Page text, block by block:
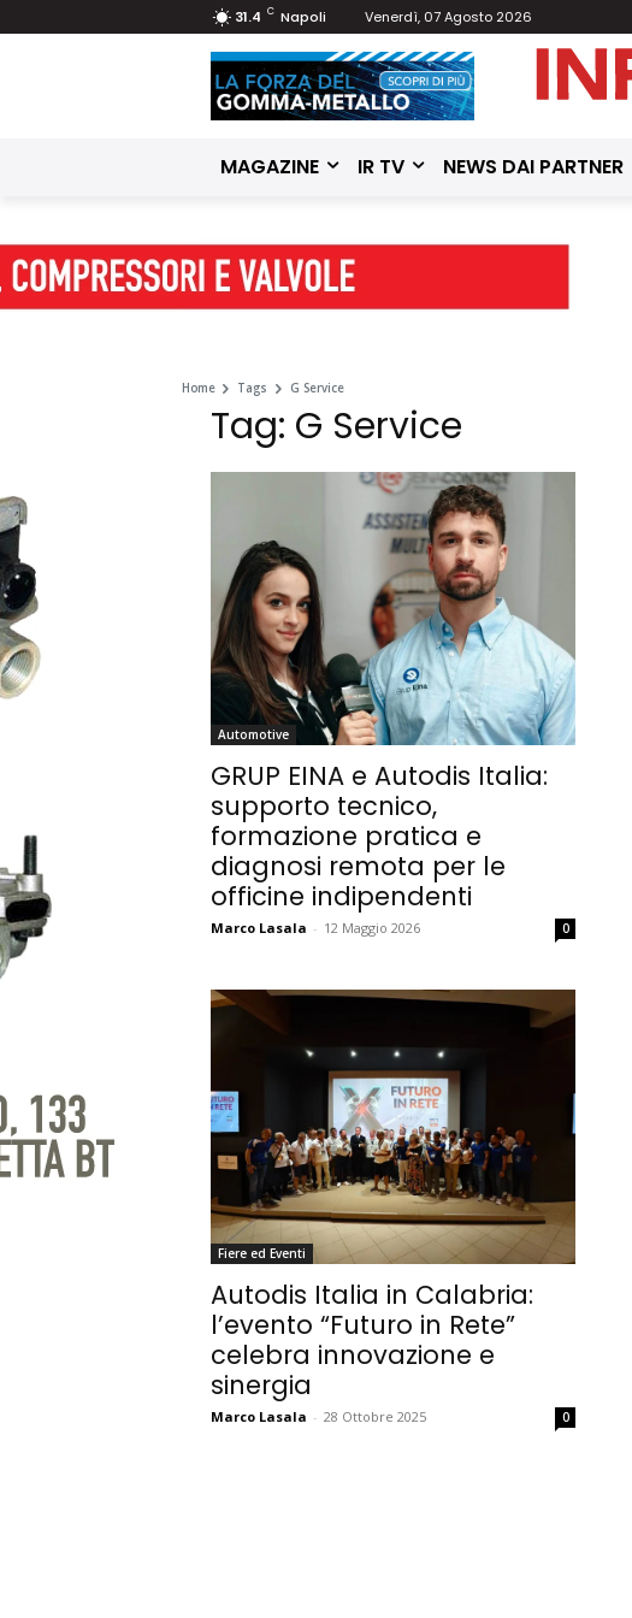
31.4 C Napoli Venerdì, 07 Agosto 2026
MAGAZINE IR TV NEWS DAI PARTNER
Home Tags G Service
Tag: G Service
Automotive
GRUP EINA e Autodis Italia:
supporto tecnico,
formazione pratica e
diagnosi remota per le
officine indipendenti
Marco Lasala - 12 Maggio 2026 0
Fiere ed Eventi
Autodis Italia in Calabria:
l’evento “Futuro in Rete”
celebra innovazione e
sinergia
Marco Lasala - 28 Ottobre 2025 0